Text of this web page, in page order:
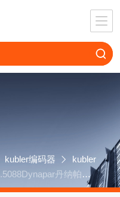
kubler编码器
kubler
丹纳帕Nor